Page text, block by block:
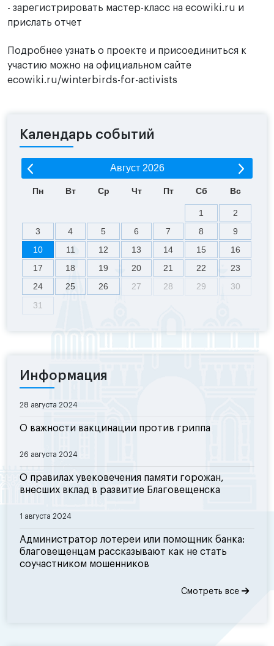
- зарегистрировать мастер-класс на ecowiki.ru и
прислать отчет
Подробнее узнать о проекте и присоединиться к
участию можно на официальном сайте
ecowiki.ru/winterbirds-for-activists
Календарь событий
Август 2026
Пн Вт Ср Чт Пт Сб Вс
1
2
3
4 5 6 7 8
9
10
11 12 13 14 15
16
17
18 19 20 21 22
23
24
25 26 27 28 29
30
31
Информация
28 августа 2024
О важности вакцинации против гриппа
26 августа 2024
О правилах увековечения памяти горожан,
внесших вклад в развитие Благовещенска
1 августа 2024
Администратор лотереи или помощник банка:
благовещенцам рассказывают как не стать
соучастником мошенников
Смотреть все